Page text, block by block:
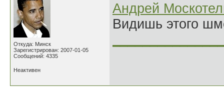
Откуда: Минск
Зарегистрирован: 2007-01-05
Сообщений: 4335
Андрей
Видишь этого
Неактивен